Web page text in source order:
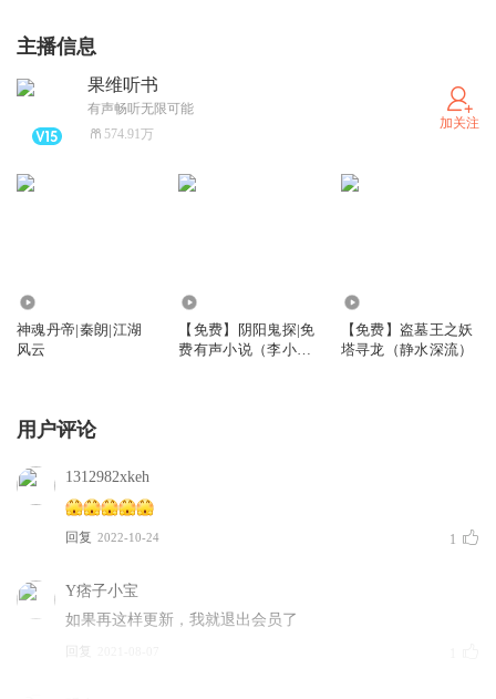
主播信息
果维听书
有声畅听无限可能
574.91万
加关注
神魂丹帝|秦朗|江湖
风云
【免费】阴阳鬼探|免
费有声小说（李小嘴
【免费】盗墓王之妖
塔寻龙（静水深流）
用户评论
1312982xkeh
回复 2022-10-24 1
Y痞子小宝
如果再这样更新，我就退出会员了
回复